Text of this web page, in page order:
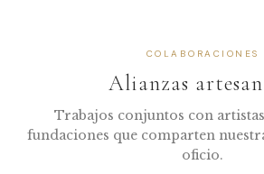
COLABORACIONES
Alianzas
Trabajos conjuntos con
fundaciones que comparten
oficio.